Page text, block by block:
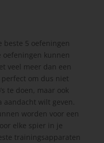
beste 5 oefeningen
kunnen
veel meer dan een
om dus niet
te doen, maar ook
aandacht wilt geven.
worden voor een
elke spier in je
trainingsapparaten